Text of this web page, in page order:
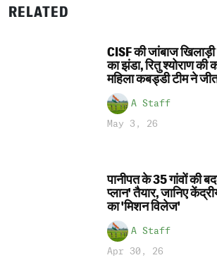
RELATED
CISF की जांबाज
का झंडा, रितु श्योराण की
महिला कबड्डी टीम ने
A Staff
May 3, 26
पानीपत के 35 गांवों की
प्लान' तैयार, जानिए
का 'मिशन विलेज'
A Staff
Apr 30, 26